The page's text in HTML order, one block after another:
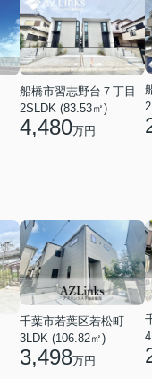
船橋市習志野台７丁目
2SLDK (83.53㎡)
4,480万円
千葉市若葉区若松町
3LDK (106.82㎡)
3,498万円